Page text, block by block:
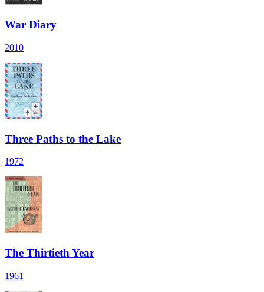
War Diary
2010
Three Paths to the Lake
1972
The Thirtieth Year
1961